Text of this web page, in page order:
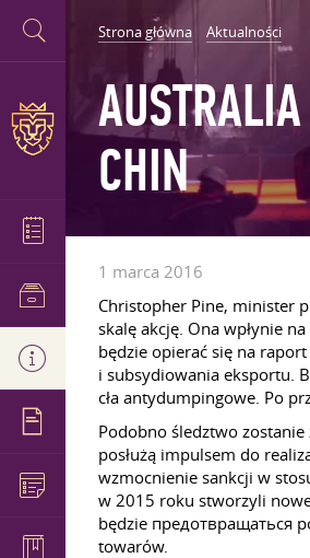
Strona główna Aktualności
CHIN
1 marca 2016
Christopher Pine, minister
skalę akcję. Ona wpłynie
będzie opierać się na
i subsydiowania eksportu.
cła antydumpingowe. Po
Podobno śledztwo
posłużą impulsem do
wzmocnienie sankcji w
w 2015 roku stworzyli
będzie предотвращаться
towarów.